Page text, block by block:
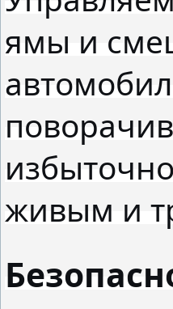
ямы и
живым и